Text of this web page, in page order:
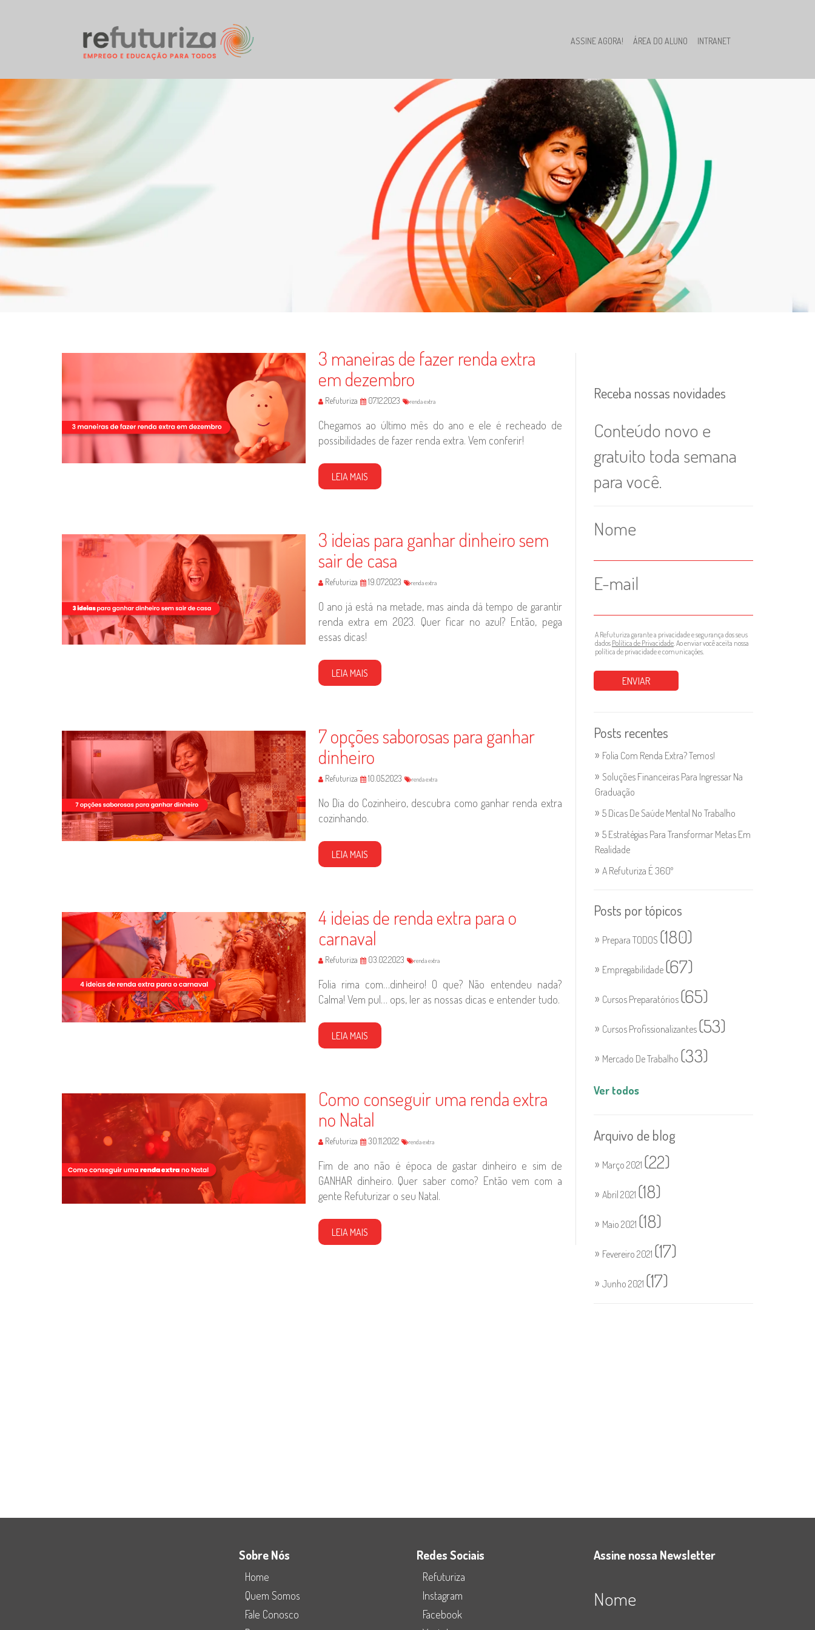
ASSINE AGORA! ÁREA DO ALUNO INTRANET
3 maneiras de fazer renda extra
em dezembro
Refuturiza 07.12.2023 renda extra
Chegamos ao último mês do ano e ele é recheado de
possibilidades de fazer renda extra. Vem conferir!
LEIA MAIS
3 ideias para ganhar dinheiro sem
sair de casa
Refuturiza 19.07.2023 renda extra
O ano já está na metade, mas ainda dá tempo de garantir
renda extra em 2023. Quer ficar no azul? Então, pega
essas dicas!
LEIA MAIS
7 opções saborosas para ganhar
dinheiro
Refuturiza 10.05.2023 renda extra
No Dia do Cozinheiro, descubra como ganhar renda extra
cozinhando.
LEIA MAIS
4 ideias de renda extra para o
carnaval
Refuturiza 03.02.2023 renda extra
Folia rima com…dinheiro! O que? Não entendeu nada?
Calma! Vem pul… ops, ler as nossas dicas e entender tudo.
LEIA MAIS
Como conseguir uma renda extra
no Natal
Refuturiza 30.11.2022 renda extra
Fim de ano não é época de gastar dinheiro e sim de
GANHAR dinheiro. Quer saber como? Então vem com a
gente Refuturizar o seu Natal.
LEIA MAIS
Receba nossas novidades
Conteúdo novo e
gratuito toda semana
para você.
Nome
E-mail
A Refuturiza garante a privacidade e segurança dos seus
dados Política de Privacidade. Ao enviar você aceita nossa
política de privacidade e comunicações.
Posts recentes
Folia Com Renda Extra? Temos!
Soluções Financeiras Para Ingressar Na
Graduação
5 Dicas De Saúde Mental No Trabalho
5 Estratégias Para Transformar Metas Em
Realidade
A Refuturiza É 360º
Posts por tópicos
Prepara TODOS (180)
Empregabilidade (67)
Cursos Preparatórios (65)
Cursos Profissionalizantes (53)
Mercado De Trabalho (33)
Ver todos
Arquivo de blog
Março 2021 (22)
Abril 2021 (18)
Maio 2021 (18)
Fevereiro 2021 (17)
Junho 2021 (17)
Sobre Nós
Home
Quem Somos
Fale Conosco
Redes Sociais
Refuturiza
Instagram
Facebook
Assine nossa Newsletter
Nome